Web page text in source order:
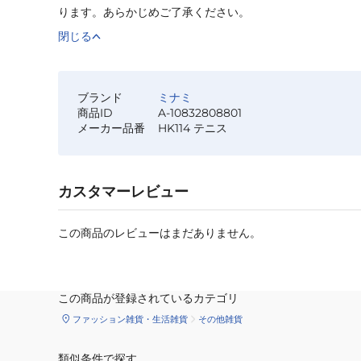
ります。あらかじめご了承ください。
閉じる
ブランド
ミナミ
商品ID
A-10832808801
メーカー品番
HK114 テニス
カスタマーレビュー
この商品のレビューはまだありません。
この商品が登録されているカテゴリ
ファッション雑貨・生活雑貨 その他雑貨